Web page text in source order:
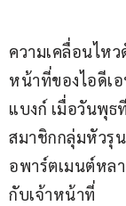
ความเคลื่อนไหว
หน้าที่ของไอดีเ
แบงก์ เมื่อวันพุธ
สมาชิกกลุ่มหัวรุ
อพาร์ตเมนต์หล
กับเจ้าหน้าที่